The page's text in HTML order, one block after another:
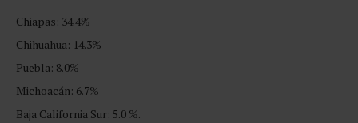
Chiapas: 34.4%
Chihuahua: 14.3%
Puebla: 8.0%
Michoacán: 6.7%
Baja California Sur: 5.0 %.